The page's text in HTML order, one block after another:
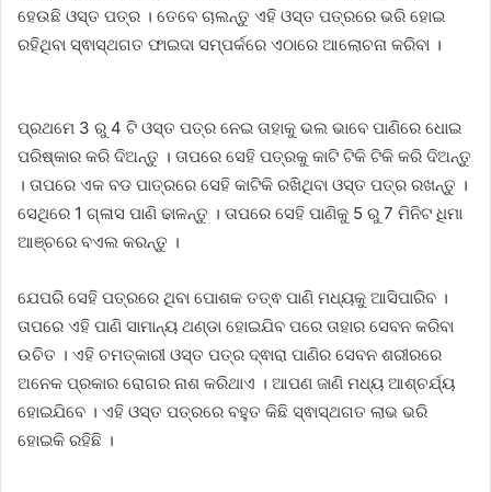
ହେଉଛି ଓସ୍ତ ପତ୍ର । ତେବେ ଚାଲନ୍ତୁ ଏହି ଓସ୍ତ ପତ୍ରରେ ଭରି ହୋଇ
ରହିଥିବା ସ୍ଵାସ୍ଥଗତ ଫାଇଦା ସମ୍ପର୍କରେ ଏଠାରେ ଆଲୋଚନା କରିବା ।
ପ୍ରଥମେ 3 ରୁ 4 ଟି ଓସ୍ତ ପତ୍ର ନେଇ ତାହାକୁ ଭଲ ଭାବେ ପାଣିରେ ଧୋଇ
ପରିଷ୍କାର କରି ଦିଅନ୍ତୁ । ତାପରେ ସେହି ପତ୍ରକୁ କାଟି ଟିକି ଟିକି କରି ଦିଅନ୍ତୁ
। ତାପରେ ଏକ ବଡ ପାତ୍ରରେ ସେହି କାଟିକି ରଖିଥିବା ଓସ୍ତ ପତ୍ର ରଖନ୍ତୁ ।
ସେଥିରେ 1 ଗ୍ଳାସ ପାଣି ଢାଳନ୍ତୁ । ତାପରେ ସେହି ପାଣିକୁ 5 ରୁ 7 ମିନିଟ ଧିମା
ଆଞ୍ଚରେ ବଏଲ କରନ୍ତୁ ।
ଯେପରି ସେହି ପତ୍ରରେ ଥିବା ପୋଶକ ତତ୍ଵ ପାଣି ମଧ୍ୟକୁ ଆସିପାରିବ ।
ତାପରେ ଏହି ପାଣି ସାମାନ୍ୟ ଥଣ୍ଡା ହୋଇଯିବ ପରେ ତାହାର ସେବନ କରିବା
ଉଚିତ । ଏହି ଚମତ୍କାରୀ ଓସ୍ତ ପତ୍ର ଦ୍ଵାରା ପାଣିର ସେବନ ଶରୀରରେ
ଅନେକ ପ୍ରକାର ରୋଗର ନାଶ କରିଥାଏ । ଆପଣ ଜାଣି ମଧ୍ୟ ଆଶ୍ଚର୍ଯ୍ୟ
ହୋଇଯିବେ । ଏହି ଓସ୍ତ ପତ୍ରରେ ବହୁତ କିଛି ସ୍ଵାସ୍ଥଗତ ଲାଭ ଭରି
ହୋଇକି ରହିଛି ।